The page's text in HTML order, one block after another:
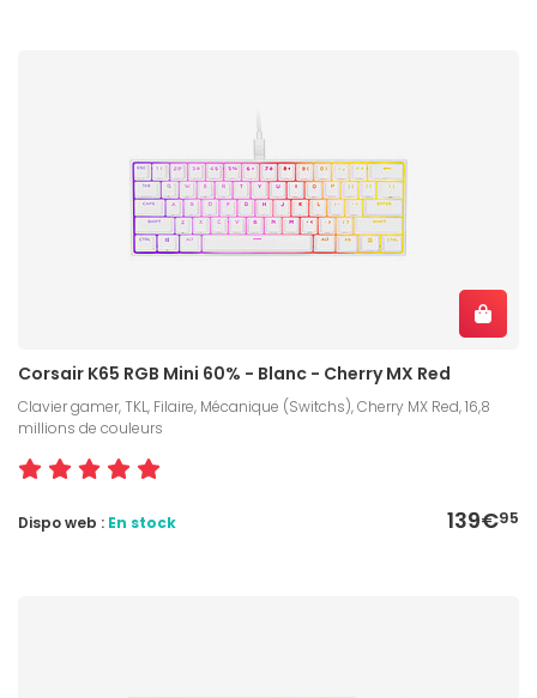
Corsair K65 RGB Mini 60% - Blanc - Cherry MX Red
Clavier gamer, TKL, Filaire, Mécanique (Switchs), Cherry MX Red, 16,8
millions de couleurs
139€95
Dispo web : En stock